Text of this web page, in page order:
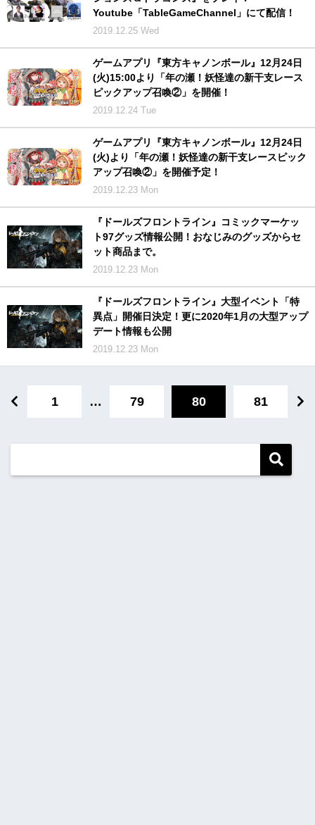
Youtube「TableGameChannel」にて配信！
2019.12.25 Wed
ゲームアプリ『東方キャノンボール』12月24日
(火)15:00より「年の瀬！妖怪達の新干支レース
ピックアップ召喚②」を開催！
2019.12.24 Tue
ゲームアプリ『東方キャノンボール』12月24日
(火)より「年の瀬！妖怪達の新干支レースピック
アップ召喚②」を開催予定！
2019.12.23 Mon
『ドールズフロントライン』コミックマーケッ
ト97グッズ情報公開！おなじみのグッズからセ
ット商品まで。
2019.12.23 Mon
『ドールズフロントライン』大型イベント「特
異点」開催日決定！更に2020年1月の大型アップ
デート情報も公開
2019.12.23 Mon
1 … 79 80 81